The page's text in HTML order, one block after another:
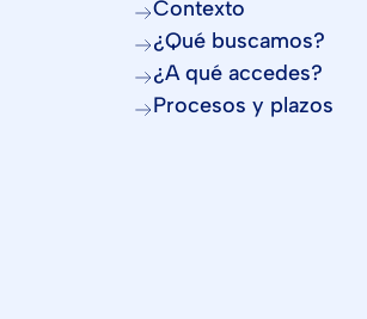
Contexto
¿Qué buscamos?
¿A qué accedes?
Procesos y plazos